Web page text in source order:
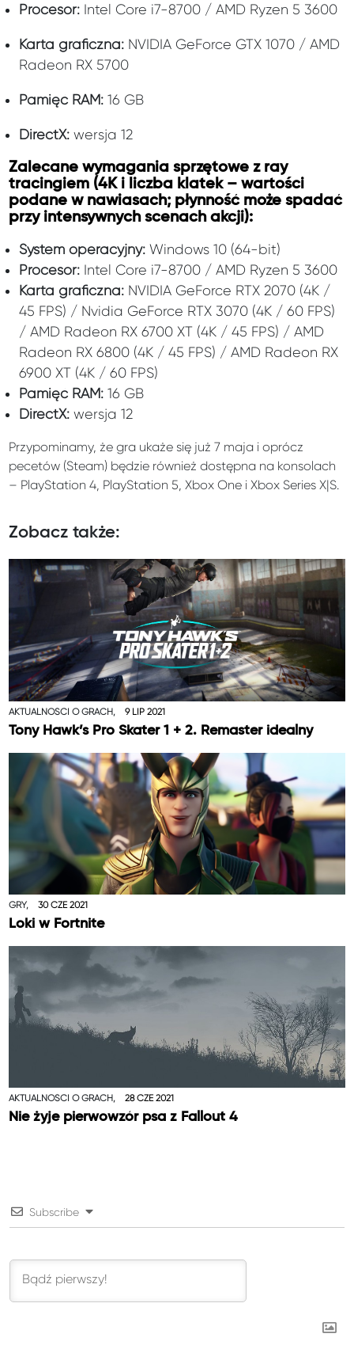
Procesor: Intel Core i7-8700 / AMD Ryzen 5 3600
Karta graficzna: NVIDIA GeForce GTX 1070 / AMD
Radeon RX 5700
Pamięć RAM: 16 GB
DirectX: wersja 12
Zalecane wymagania sprzętowe z ray
tracingiem (4K i liczba klatek – wartości
podane w nawiasach; płynność może spadać
przy intensywnych scenach akcji):
System operacyjny:Windows 10 (64-bit)
Procesor:Intel Core i7-8700 / AMD Ryzen 5 3600
Karta graficzna:NVIDIA GeForce RTX 2070 (4K /
45 FPS) / Nvidia GeForce RTX 3070 (4K / 60 FPS)
/ AMD Radeon RX 6700 XT (4K / 45 FPS) / AMD
Radeon RX 6800 (4K / 45 FPS) / AMD Radeon RX
6900 XT (4K / 60 FPS)
Pamięć RAM:16 GB
DirectX:wersja 12
Przypominamy, że gra ukaże się już 7 maja i oprócz
pecetów (Steam) będzie również dostępna na konsolach
– PlayStation 4, PlayStation 5, Xbox One i Xbox Series X|S.
Zobacz także:
AKTUALNOŚCI O GRACH, 9 LIP 2021
Tony Hawk’s Pro Skater 1 + 2. Remaster idealny
GRY, 30 CZE 2021
Loki w Fortnite
AKTUALNOŚCI O GRACH, 28 CZE 2021
Nie żyje pierwowzór psa z Fallout 4
Subscribe